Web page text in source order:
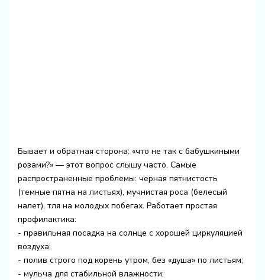
Бывает и обратная сторона: «что не так с бабушкиными
розами?» — этот вопрос слышу часто. Самые
распространенные проблемы: черная пятнистость
(темные пятна на листьях), мучнистая роса (белесый
налет), тля на молодых побегах. Работает простая
профилактика:
- правильная посадка на солнце с хорошей циркуляцией
воздуха;
- полив строго под корень утром, без «душа» по листьям;
- мульча для стабильной влажности;